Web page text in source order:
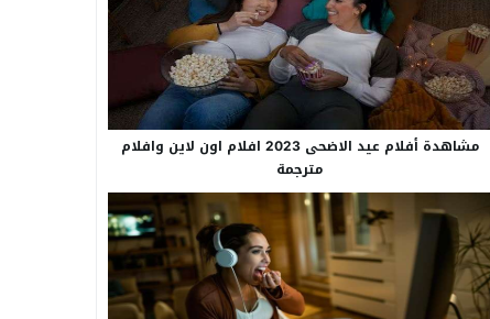
مشاهدة أفلام عيد الاضحى 2023 افلام اون لاين وافلام
مترجمة